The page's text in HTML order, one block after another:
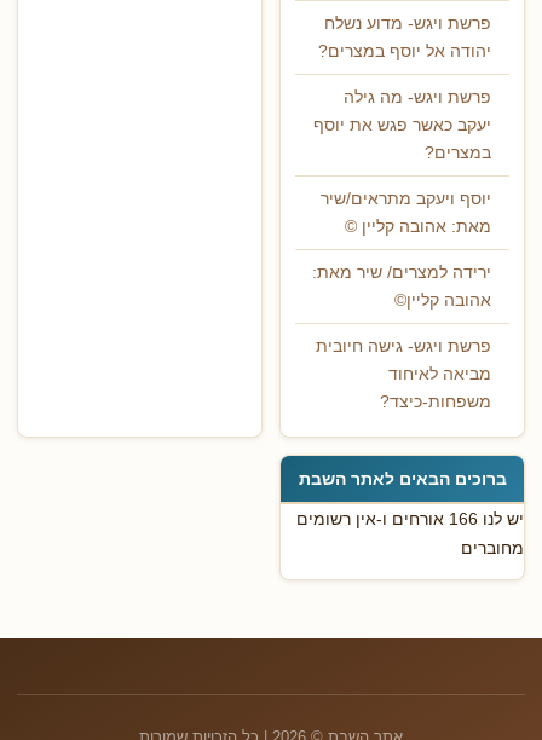
פרשת ויגש- מדוע נשלח
יהודה אל יוסף במצרים?
פרשת ויגש- מה גילה
יעקב כאשר פגש את יוסף
במצרים?
יוסף ויעקב מתראים/שיר
מאת: אהובה קליין ©
ירידה למצרים/ שיר מאת:
אהובה קליין©
פרשת ויגש- גישה חיובית
מביאה לאיחוד
משפחות-כיצד?
ברוכים הבאים לאתר השבת
יש לנו 166 אורחים ו-אין רשומים
מחוברים